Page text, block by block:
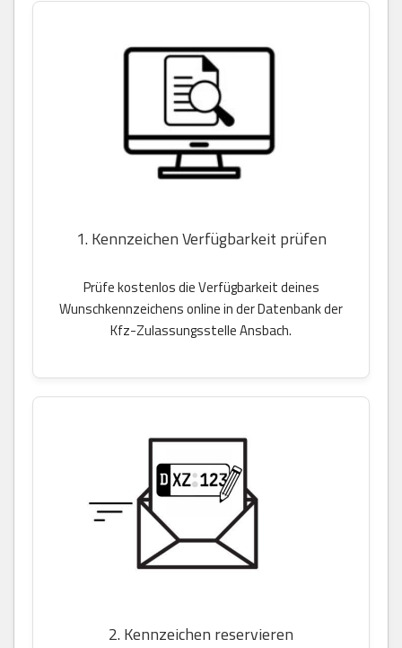
1. Kennzeichen Verfügbarkeit prüfen
Prüfe kostenlos die Verfügbarkeit deines
Wunschkennzeichens online in der Datenbank der
Kfz-Zulassungsstelle Ansbach.
2. Kennzeichen reservieren